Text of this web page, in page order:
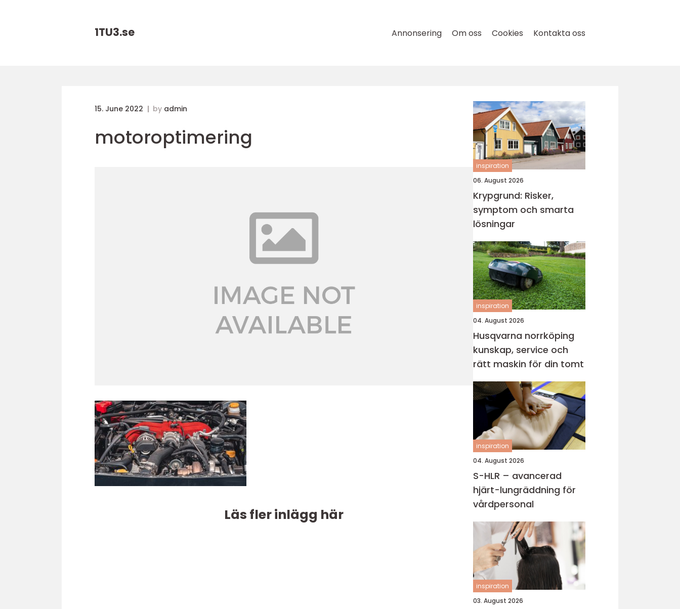
1TU3.se Annonsering Om oss Cookies Kontakta oss
15. June 2022 by admin
motoroptimering
Läs fler inlägg här
inspiration
06. August 2026
Krypgrund: Risker,
symptom och smarta
lösningar
inspiration
04. August 2026
Husqvarna norrköping
kunskap, service och
rätt maskin för din tomt
inspiration
04. August 2026
S-HLR – avancerad
hjärt-lungräddning för
vårdpersonal
inspiration
03. August 2026